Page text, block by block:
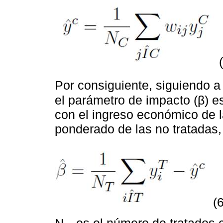
Por consiguiente, siguiendo
el parámetro de impacto (β)
con el ingreso económico de
ponderado de las no